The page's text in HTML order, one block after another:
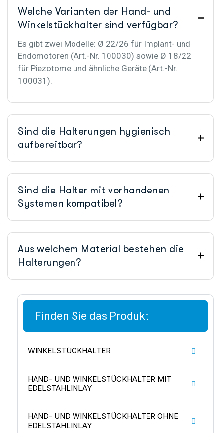
Welche Varianten der Hand- und
Winkelstückhalter sind verfügbar?
Es gibt zwei Modelle: Ø 22/26 für Implant- und
Endomotoren (Art.-Nr. 100030) sowie Ø 18/22
für Piezotome und ähnliche Geräte (Art.-Nr.
100031).
Sind die Halterungen hygienisch
aufbereitbar?
Sind die Halter mit vorhandenen
Systemen kompatibel?
Aus welchem Material bestehen die
Halterungen?
Finden Sie das Produkt
WINKELSTÜCKHALTER
HAND- UND WINKELSTÜCKHALTER MIT
EDELSTAHLINLAY
HAND- UND WINKELSTÜCKHALTER OHNE
EDELSTAHLINLAY